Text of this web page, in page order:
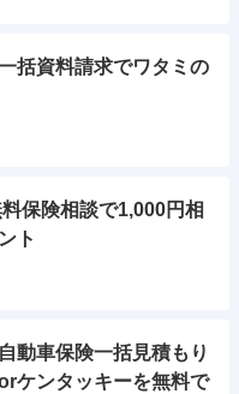
括資料請求でワタミの
保険相談で1,000円相
ト
動車保険一括見積もり
ケンタッキーを無料で